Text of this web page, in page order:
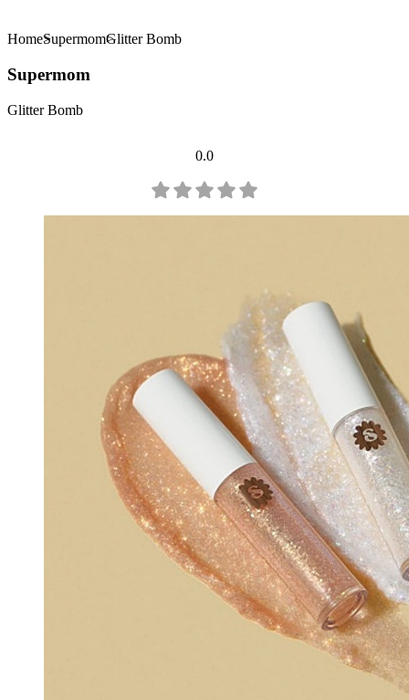
HomeSupermomGlitter Bomb
Supermom
Glitter Bomb
0.0